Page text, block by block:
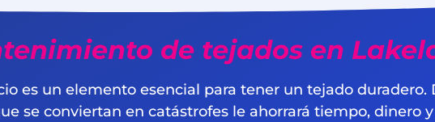
de tejados en
es un elemento esencial para tener un tejado
se conviertan en catástrofes le ahorrará tiempo, dinero